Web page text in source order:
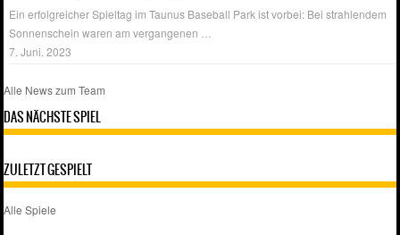
Ein erfolgreicher Spieltag im Taunus Baseball Park ist vorbei: Bei strahlendem
Sonnenschein waren am vergangenen
7. Juni. 2023
Alle News zum Team
DAS NÄCHSTE SPIEL
ZULETZT GESPIELT
Alle Spiele